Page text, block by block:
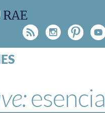
Rss